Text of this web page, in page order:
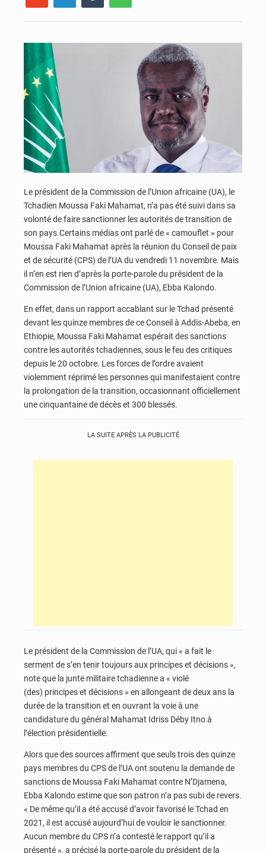
Le président de la Commission de l’Union africaine (UA), le
Tchadien Moussa Faki Mahamat, n’a pas été suivi dans sa
volonté de faire sanctionner les autorités de transition de
son pays.Certains médias ont parlé de « camouflet » pour
Moussa Faki Mahamat après la réunion du Conseil de paix
et de sécurité (CPS) de l’UA du vendredi 11 novembre. Mais
il n’en est rien d’après la porte-parole du président de la
Commission de l’Union africaine (UA), Ebba Kalondo.
En effet, dans un rapport accablant sur le Tchad présenté
devant les quinze membres de ce Conseil à Addis-Abeba, en
Ethiopie, Moussa Faki Mahamat espérait des sanctions
contre les autorités tchadiennes, sous le feu des critiques
depuis le 20 octobre. Les forces de l’ordre avaient
violemment réprimé les personnes qui manifestaient contre
la prolongation de la transition, occasionnant officiellement
une cinquantaine de décès et 300 blessés.
LA SUITE APRÈS LA PUBLICITÉ
Le président de la Commission de l’UA, qui « a fait le
serment de s’en tenir toujours aux principes et décisions »,
note que la junte militaire tchadienne a « violé
(des) principes et décisions » en allongeant de deux ans la
durée de la transition et en ouvrant la voie à une
candidature du général Mahamat Idriss Déby Itno à
l’élection présidentielle.
Alors que des sources affirment que seuls trois des quinze
pays membres du CPS de l’UA ont soutenu la demande de
sanctions de Moussa Faki Mahamat contre N’Djamena,
Ebba Kalondo estime que son patron n’a pas subi de revers.
« De même qu’il a été accusé d’avoir favorisé le Tchad en
2021, il est accusé aujourd’hui de vouloir le sanctionner.
Aucun membre du CPS n’a contesté le rapport qu’il a
présenté », a précisé la porte-parole du président de la